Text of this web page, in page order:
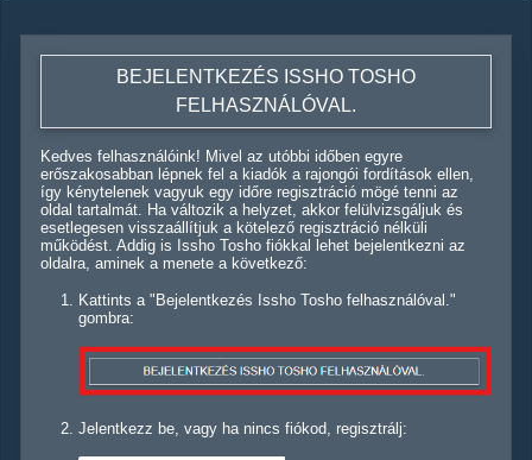
BEJELENTKEZÉS ISSHO TOSHO
FELHASZNÁLÓVAL.
Kedves felhasználóink! Mivel az utóbbi időben egyre
erőszakosabban lépnek fel a kiadók a rajongói fordítások ellen,
így kénytelenek vagyuk egy időre regisztráció mögé tenni az
oldal tartalmát. Ha változik a helyzet, akkor felülvizsgáljuk és
esetlegesen visszaállítjuk a kötelező regisztráció nélküli
működést. Addig is Issho Tosho fiókkal lehet bejelentkezni az
oldalra, aminek a menete a következő:
Kattints a "Bejelentkezés Issho Tosho felhasználóval."
gombra:
Jelentkezz be, vagy ha nincs fiókod, regisztrálj: